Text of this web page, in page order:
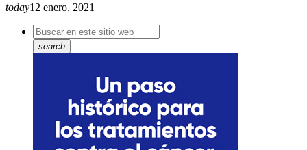
today12 enero, 2021
search